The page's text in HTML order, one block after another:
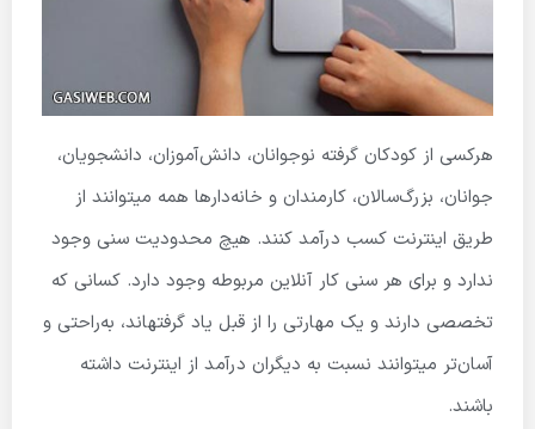
هرکسی از کودکان گرفته نوجوانان، دانش‌آموزان، دانشجویان،
جوانان، بزرگ‌سالان، کارمندان و خانه‌دارها همه میتوانند از
طریق اینترنت کسب درآمد کنند. هیچ محدودیت سنی وجود
ندارد و برای هر سنی کار آنلاین مربوطه وجود دارد. کسانی که
تخصصی دارند و یک مهارتی را از قبل یاد گرفته­اند، به‌راحتی و
آسان‌تر میتوانند نسبت به دیگران درآمد از اینترنت داشته
باشند.